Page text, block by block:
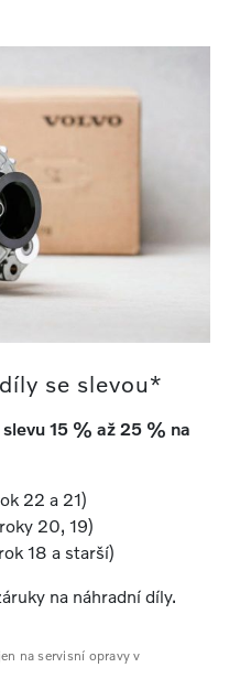
se slevou*
15 % až 25 % na
22 a 21)
20, 19)
18 a starší)
na náhradní díly.
na servisní opravy v